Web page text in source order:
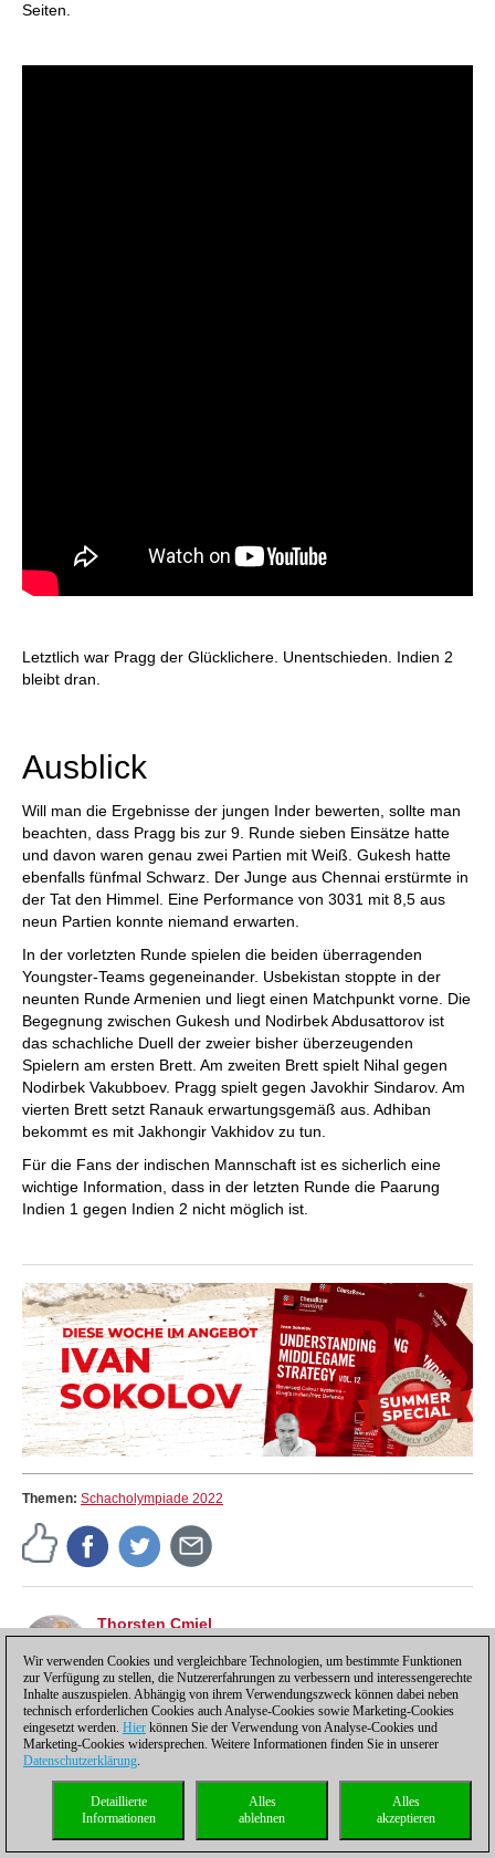
Seiten.
Letztlich war Pragg der Glücklichere. Unentschieden. Indien 2
bleibt dran.
Ausblick
Will man die Ergebnisse der jungen Inder bewerten, sollte man
beachten, dass Pragg bis zur 9. Runde sieben Einsätze hatte
und davon waren genau zwei Partien mit Weiß. Gukesh hatte
ebenfalls fünfmal Schwarz. Der Junge aus Chennai erstürmte in
der Tat den Himmel. Eine Performance von 3031 mit 8,5 aus
neun Partien konnte niemand erwarten.
In der vorletzten Runde spielen die beiden überragenden
Youngster-Teams gegeneinander. Usbekistan stoppte in der
neunten Runde Armenien und liegt einen Matchpunkt vorne. Die
Begegnung zwischen Gukesh und Nodirbek Abdusattorov ist
das schachliche Duell der zweier bisher überzeugenden
Spielern am ersten Brett. Am zweiten Brett spielt Nihal gegen
Nodirbek Vakubboev. Pragg spielt gegen Javokhir Sindarov. Am
vierten Brett setzt Ranauk erwartungsgemäß aus. Adhiban
bekommt es mit Jakhongir Vakhidov zu tun.
Für die Fans der indischen Mannschaft ist es sicherlich eine
wichtige Information, dass in der letzten Runde die Paarung
Indien 1 gegen Indien 2 nicht möglich ist.
Themen: Schacholympiade 2022
Thorsten Cmiel
Thorsten Cmiel ist Fide-Meister lebt in Köln und
Milano und arbeitet als freier Finanzjournalist.
Datenschutzhinweis|Impressum Kontakt|Cookies Management|Lizenzen
Wir verwenden Cookies und vergleichbare Technologien, um bestimmte Funktionen
zur Verfügung zu stellen, die Nutzererfahrungen zu verbessern und interessengerechte
Inhalte auszuspielen. Abhängig von ihrem Verwendungszweck können dabei neben
technisch erforderlichen Cookies auch Analyse-Cookies sowie Marketing-Cookies
eingesetzt werden. Hier können Sie der Verwendung von Analyse-Cookies und
Marketing-Cookies widersprechen. Weitere Informationen finden Sie in unserer
Datenschutzerklärung.
Alles
akzeptieren
Alles
ablehnen
Detaillierte
Informationen